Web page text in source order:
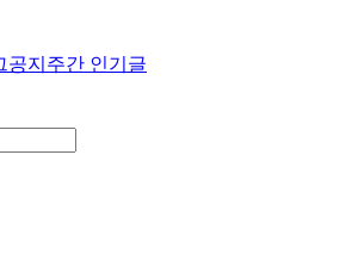
공지 주간 인기글